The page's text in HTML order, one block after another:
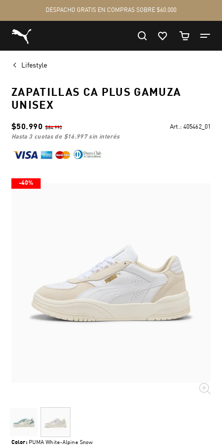
Lifestyle
ZAPATILLAS CA PLUS GAMUZA
UNISEX
$50.990 $84.990 Art.: 405462_01
hasta 3 cuotas de $16.997sin interés
-40%
Color: PUMA White-Alpine Snow